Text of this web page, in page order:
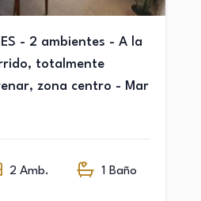
- 2 ambientes - A la
totalmente
zona centro - Mar
2 Amb. 1 Baño